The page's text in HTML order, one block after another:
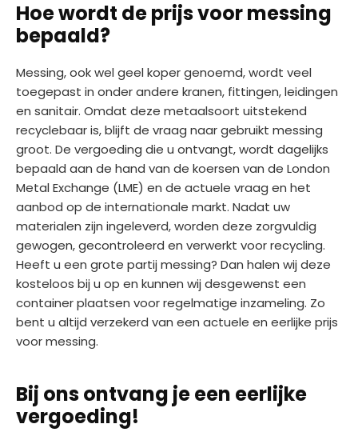
Hoe wordt de prijs voor messing
bepaald?
Messing, ook wel geel koper genoemd, wordt veel
toegepast in onder andere kranen, fittingen, leidingen
en sanitair. Omdat deze metaalsoort uitstekend
recyclebaar is, blijft de vraag naar gebruikt messing
groot. De vergoeding die u ontvangt, wordt dagelijks
bepaald aan de hand van de koersen van de London
Metal Exchange (LME) en de actuele vraag en het
aanbod op de internationale markt. Nadat uw
materialen zijn ingeleverd, worden deze zorgvuldig
gewogen, gecontroleerd en verwerkt voor recycling.
Heeft u een grote partij messing? Dan halen wij deze
kosteloos bij u op en kunnen wij desgewenst een
container plaatsen voor regelmatige inzameling. Zo
bent u altijd verzekerd van een actuele en eerlijke prijs
voor messing.
Bij ons ontvang je een eerlijke
vergoeding!